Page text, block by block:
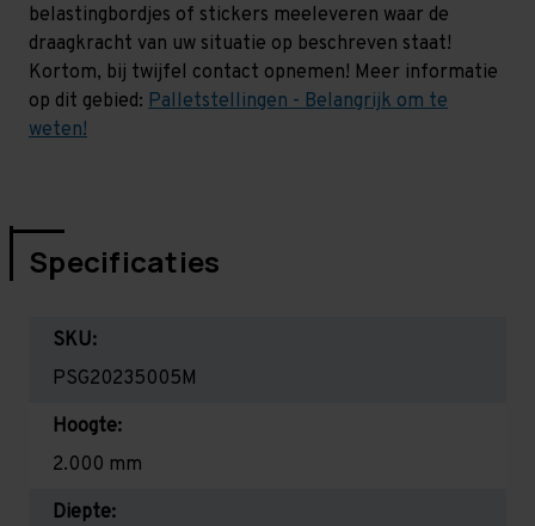
belastingbordjes of stickers meeleveren waar de
draagkracht van uw situatie op beschreven staat!
Kortom, bij twijfel contact opnemen! Meer informatie
op dit gebied: Palletstellingen - Belangrijk om te
weten!
Specificaties
SKU:
PSG20235005M
Hoogte:
2.000 mm
Diepte: